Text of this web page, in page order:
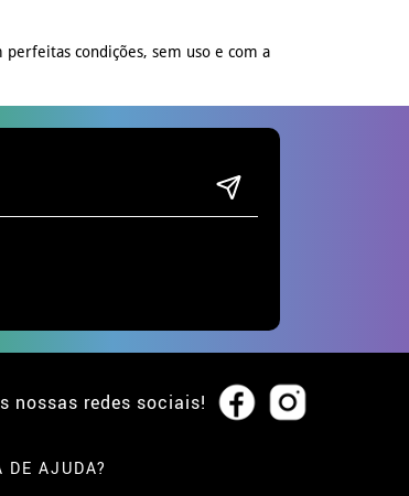
condições, sem uso e com a
nossas redes sociais!
DE AJUDA?